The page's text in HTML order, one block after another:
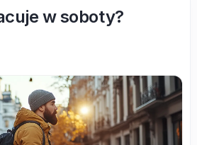
w soboty?